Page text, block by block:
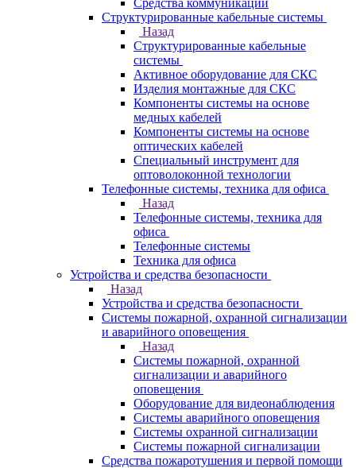
Средства коммуникации
Структурированные кабельные системы
Назад
Структурированные кабельные
системы
Активное оборудование для СКС
Изделия монтажные для СКС
Компоненты системы на основе
медных кабелей
Компоненты системы на основе
оптических кабелей
Специальный инструмент для
оптоволоконной технологии
Телефонные системы, техника для офиса
Назад
Телефонные системы, техника для
офиса
Телефонные системы
Техника для офиса
Устройства и средства безопасности
Назад
Устройства и средства безопасности
Системы пожарной, охранной сигнализации
и аварийного оповещения
Назад
Системы пожарной, охранной
сигнализации и аварийного
оповещения
Оборудование для видеонаблюдения
Системы аварийного оповещения
Системы охранной сигнализации
Системы пожарной сигнализации
Средства пожаротушения и первой помощи